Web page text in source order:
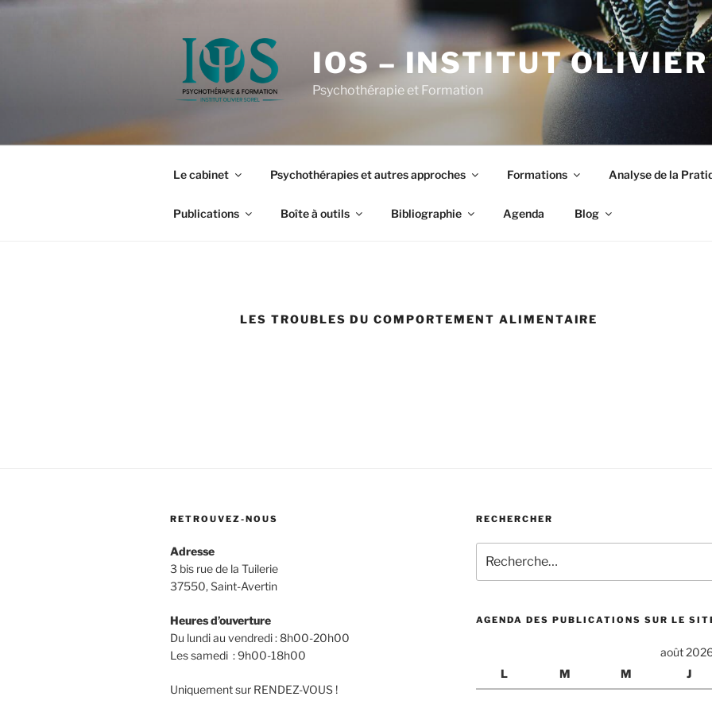
Aller
IOS – INSTITUT OLIVIER
Psychothérapie et Formation
Le cabinet Psychothérapies et autres approches Formations Analyse de la
Publications Boîte à outils Bibliographie Agenda Blog
LES TROUBLES DU COMPORTEMENT ALIMENTAIRE
RETROUVEZ-NOUS
Adresse
3 bis rue de la Tuilerie
37550, Saint-Avertin
Heures d’ouverture
Du lundi au vendredi : 8h00-20h00
Les samedi : 9h00-18h00
Uniquement sur RENDEZ-VOUS !
RECHERCHER
pour
:
AGENDA DES PUBLICATIONS SUR LE
août
L
M M J